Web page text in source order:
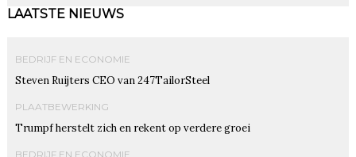
LAATSTE NIEUWS
BEDRIJF EN ECONOMIE
Steven Ruijters CEO van 247TailorSteel
PLAATBEWERKING
Trumpf herstelt zich en rekent op verdere groei
BEDRIJF EN ECONOMIE